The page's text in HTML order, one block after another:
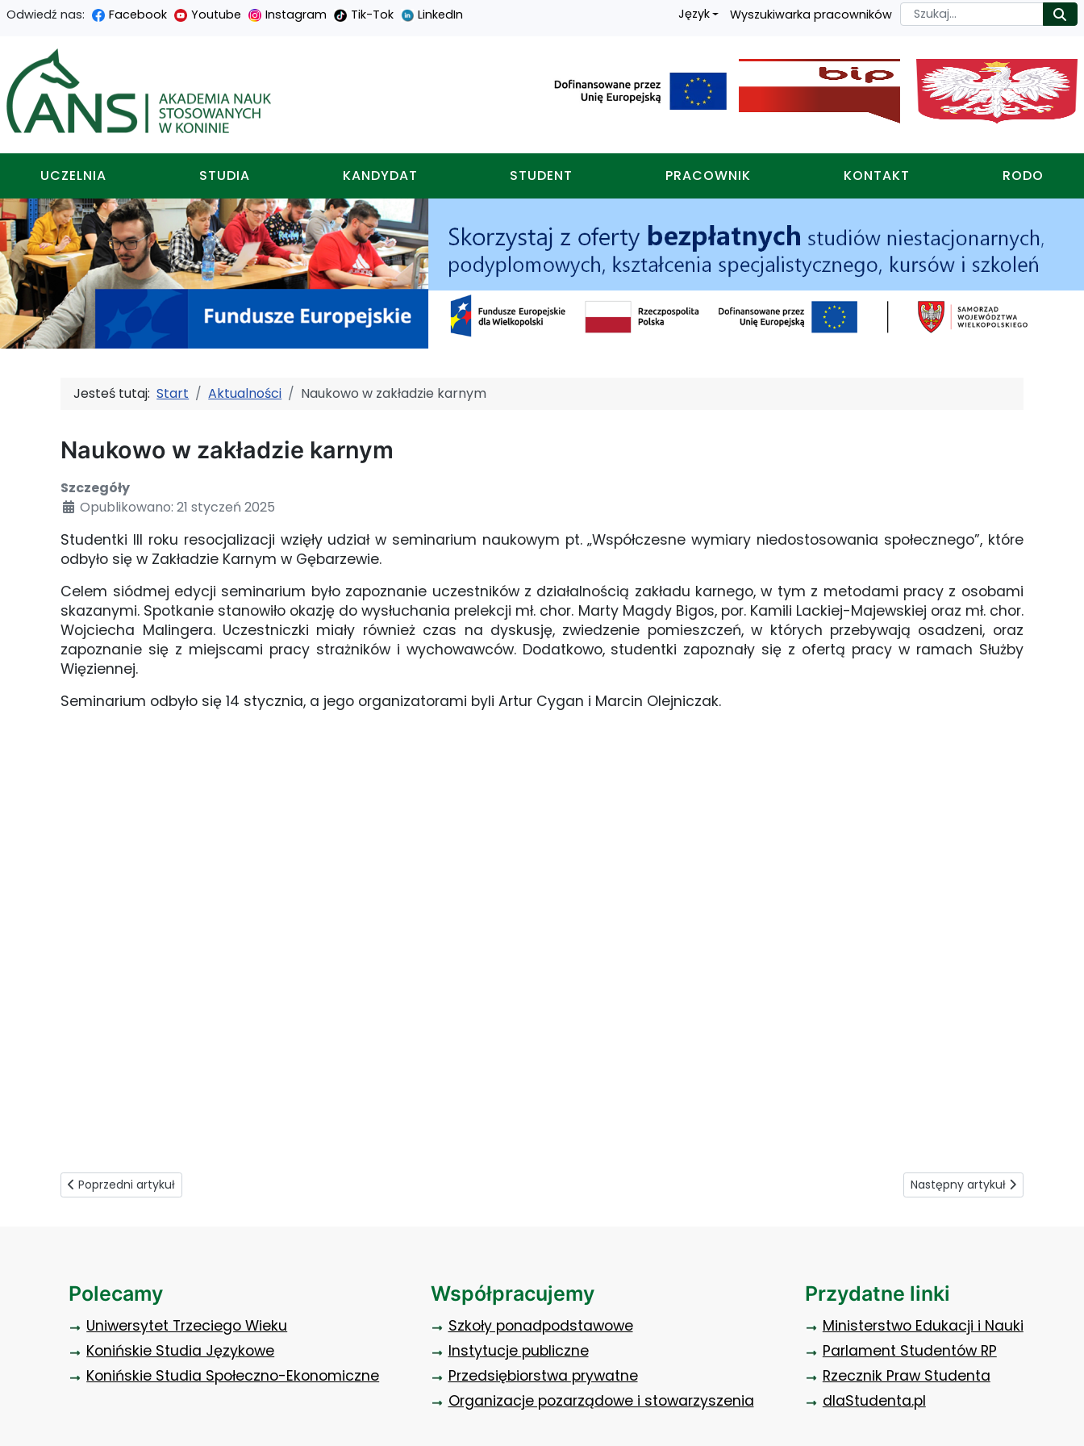
Przejdź
do
treści
głównej
Przejdź
do
menu
nawigacyjnego
Przejdź
do
wyszukiwarki
Przejdź
do
mapy
strony
Odwiedź nas: Facebook Youtube Instagram Tik-Tok LinkedIn Język Wyszukiwarka pracowników Szukaj
Akademia nauk stosowanych w koninie
UCZELNIA STUDIA KANDYDAT STUDENT PRACOWNIK KONTAKT RODO
Jesteś tutaj:Start Aktualności Naukowo w zakładzie karnym
Naukowo w zakładzie karnym
Szczegóły
Opublikowano: 21 styczeń 2025
Studentki III roku resocjalizacji wzięły udział w seminarium naukowym pt. „Współczesne wymiary niedostosowania społecznego”, które
odbyło się w Zakładzie Karnym w Gębarzewie.
Celem siódmej edycji seminarium było zapoznanie uczestników z działalnością zakładu karnego, w tym z metodami pracy z osobami
skazanymi. Spotkanie stanowiło okazję do wysłuchania prelekcji mł. chor. Marty Magdy Bigos, por. Kamili Lackiej-Majewskiej oraz mł. chor.
Wojciecha Malingera. Uczestniczki miały również czas na dyskusję, zwiedzenie pomieszczeń, w których przebywają osadzeni, oraz
zapoznanie się z miejscami pracy strażników i wychowawców. Dodatkowo, studentki zapoznały się z ofertą pracy w ramach Służby
Więziennej.
Seminarium odbyło się 14 stycznia, a jego organizatorami byli Artur Cygan i Marcin Olejniczak.
Poprzedni artykuł: Więcej o cyberkomponencie
Poprzedni artykuł Następny artykuł: Wesprzyj
Następny artykuł
Polecamy
Uniwersytet Trzeciego Wieku
Konińskie Studia Językowe
Konińskie Studia Społeczno-Ekonomiczne
Współpracujemy
Szkoły ponadpodstawowe
Instytucje publiczne
Przedsiębiorstwa prywatne
Organizacje pozarządowe i stowarzyszenia
Przydatne linki
Ministerstwo Edukacji i Nauki
Parlament Studentów RP
Rzecznik Praw Studenta
dlaStudenta.pl